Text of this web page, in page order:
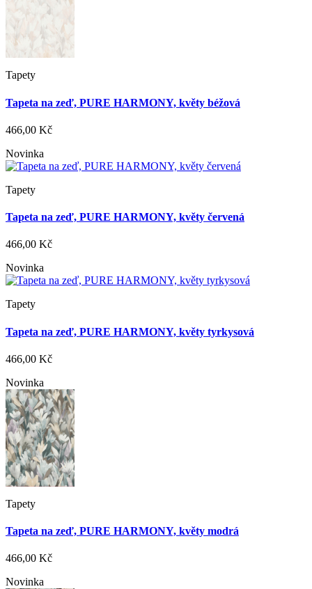
Tapety
Tapeta na zeď, PURE HARMONY, květy béžová
466,00 Kč
Novinka
Tapety
Tapeta na zeď, PURE HARMONY, květy červená
466,00 Kč
Novinka
Tapety
Tapeta na zeď, PURE HARMONY, květy tyrkysová
466,00 Kč
Novinka
Tapety
Tapeta na zeď, PURE HARMONY, květy modrá
466,00 Kč
Novinka